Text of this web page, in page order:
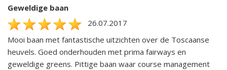
Geweldige baan
26.07.2017
Mooi baan met fantastische uitzichten over de Toscaanse
heuvels. Goed onderhouden met prima fairways en
geweldige greens. Pittige baan waar course management